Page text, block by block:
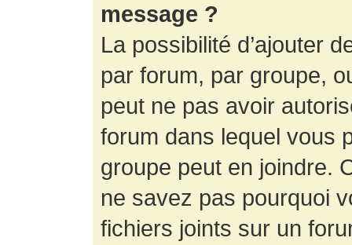
message ?
La possibilité d’ajouter
par forum, par groupe,
peut ne pas avoir
forum dans lequel vous
groupe peut en joindre.
ne savez pas pourquoi
fichiers joints sur un